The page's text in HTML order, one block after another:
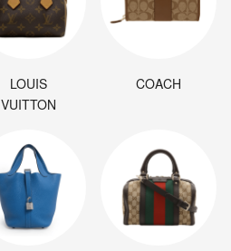
LOUIS
VUITTON
COACH